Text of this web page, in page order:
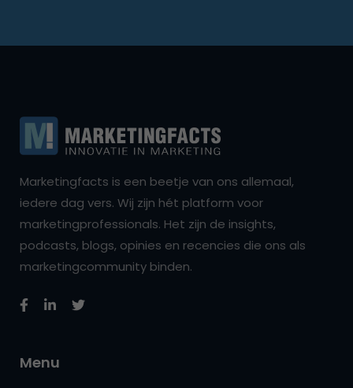
Marketingfacts is een beetje van ons allemaal,
iedere dag vers. Wij zijn hét platform voor
marketingprofessionals. Het zijn de insights,
podcasts, blogs, opinies en recencies die ons als
marketingcommunity binden.
Menu